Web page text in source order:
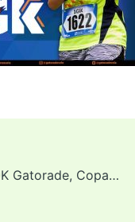
2ª Carrera Circuito 10K Gatorade, Copa «Garmin | JFSportsVe